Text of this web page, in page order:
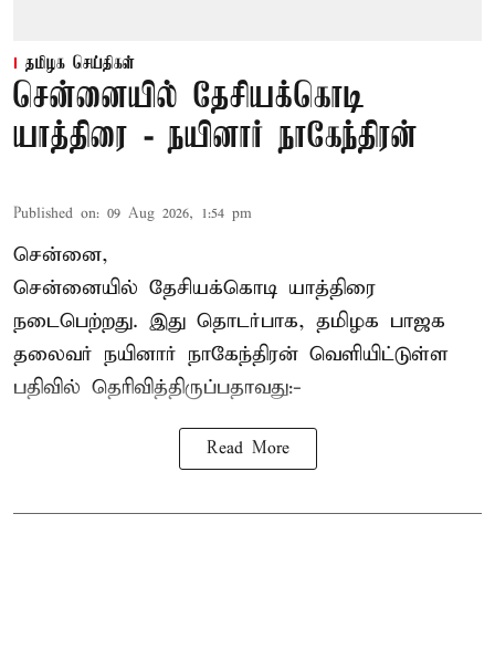
தமிழக செய்திகள்
சென்னையில் தேசியக்கொடி
யாத்திரை - நயினார் நாகேந்திரன்
Published on: 09 Aug 2026, 1:54 pm
சென்னை,
சென்னையில் தேசியக்கொடி யாத்திரை
நடைபெற்றது. இது தொடர்பாக, தமிழக பாஜக
தலைவர் நயினார் நாகேந்திரன் வெளியிட்டுள்ள
பதிவில் தெரிவித்திருப்பதாவது:-
Read More